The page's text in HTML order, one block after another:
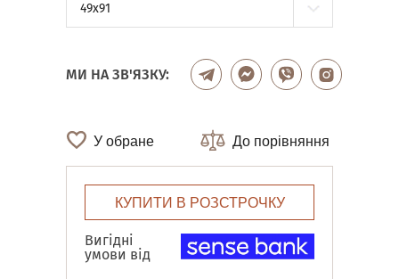
49x91
МИ НА ЗВ'ЯЗКУ:
У обране До порівняння
КУПИТИ В РОЗСТРОЧКУ
Вигідні
умови від